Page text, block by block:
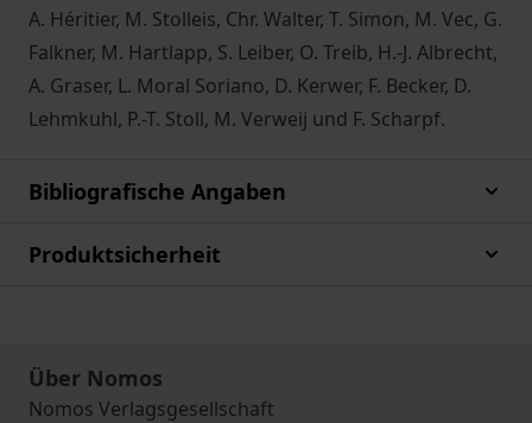
A. Héritier, M. Stolleis, Chr. Walter, T. Simon, M. Vec, G.
Falkner, M. Hartlapp, S. Leiber, O. Treib, H.-J. Albrecht,
A. Graser, L. Moral Soriano, D. Kerwer, F. Becker, D.
Lehmkuhl, P.-T. Stoll, M. Verweij und F. Scharpf.
Bibliografische Angaben
Produktsicherheit
Über Nomos
Nomos Verlagsgesellschaft